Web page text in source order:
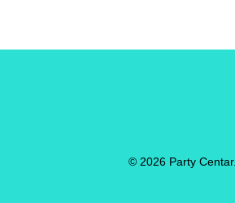
© 2026 Party Centar.